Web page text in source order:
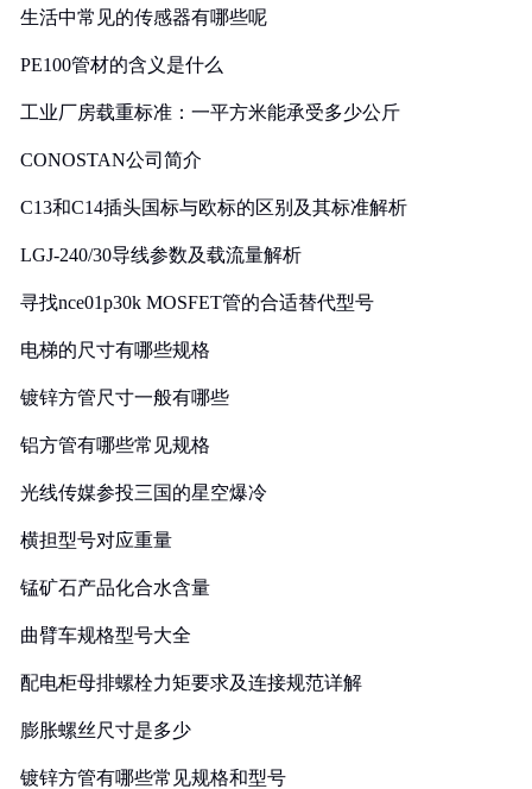
生活中常见的传感器有哪些呢
PE100管材的含义是什么
工业厂房载重标准：一平方米能承受多少公斤
CONOSTAN公司简介
C13和C14插头国标与欧标的区别及其标准解析
LGJ-240/30导线参数及载流量解析
寻找nce01p30k MOSFET管的合适替代型号
电梯的尺寸有哪些规格
镀锌方管尺寸一般有哪些
铝方管有哪些常见规格
光线传媒参投三国的星空爆冷
横担型号对应重量
锰矿石产品化合水含量
曲臂车规格型号大全
配电柜母排螺栓力矩要求及连接规范详解
膨胀螺丝尺寸是多少
镀锌方管有哪些常见规格和型号